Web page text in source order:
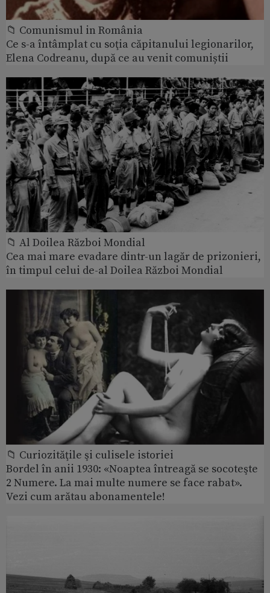
📁 Comunismul in România
Ce s-a întâmplat cu soţia căpitanului legionarilor,
Elena Codreanu, după ce au venit comuniștii
📁 Al Doilea Război Mondial
Cea mai mare evadare dintr-un lagăr de prizonieri,
în timpul celui de-al Doilea Război Mondial
📁 Curiozităţile şi culisele istoriei
Bordel în anii 1930: «Noaptea întreagă se socoteşte
2 Numere. La mai multe numere se face rabat».
Vezi cum arătau abonamentele!